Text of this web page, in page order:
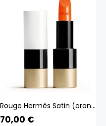
Rouge Hermès Satin (orange Ehg) Beauty, Make-up, Lippen, Lippenstift
70,00 €